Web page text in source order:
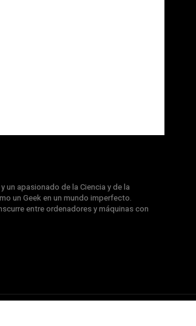
un apasionado de la Ciencia y de la
un Geek en un mundo imperfecto.
entre ordenadores y máquinas con